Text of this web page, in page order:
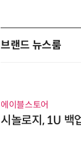
브랜드 뉴스룸
에이블스토어
시놀로지, 1U 백